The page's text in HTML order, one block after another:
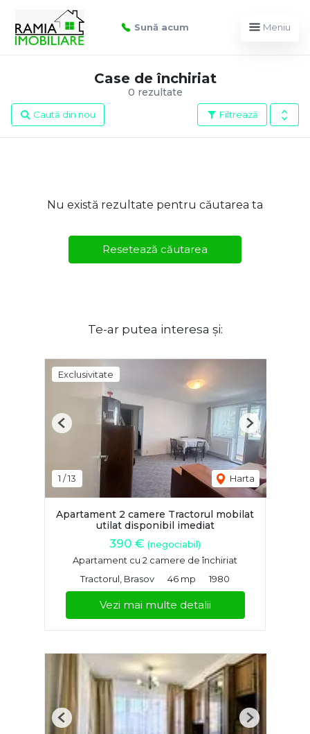
Sună acum Meniu
0 rezultate
Case de închiriat
Filtrează
Caută din nou
Nu există rezultate pentru căutarea ta
Resetează căutarea
Te-ar putea interesa și:
Exclusivitate
1 /13 Harta
Previous Next
Apartament 2 camere Tractorul mobilat
utilat disponibil imediat
390 € (negociabil)
Apartament cu 2 camere de închiriat
Tractorul, Brasov
46 mp 1980
Vezi mai multe detalii
Previous Next